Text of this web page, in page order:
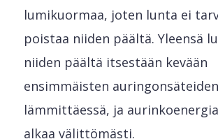
lumikuormaa, joten lunta ei
poistaa niiden päältä. Yleensä
niiden päältä itsestään kevään
ensimmäisten auringonsäteiden
lämmittäessä, ja
alkaa välittömästi.